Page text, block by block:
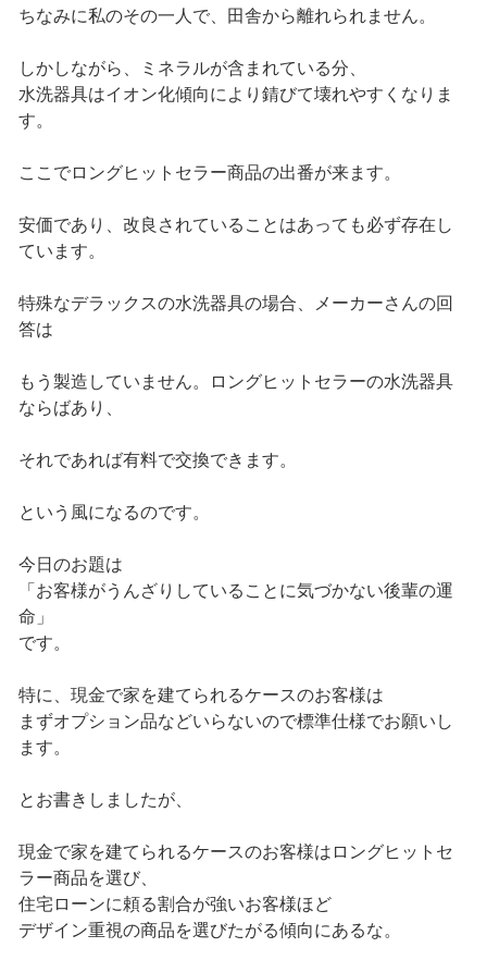
ちなみに私のその一人で、田舎から離れられません。
しかしながら、ミネラルが含まれている分、
水洗器具はイオン化傾向により錆びて壊れやすくなりま
す。
ここでロングヒットセラー商品の出番が来ます。
安価であり、改良されていることはあっても必ず存在し
ています。
特殊なデラックスの水洗器具の場合、メーカーさんの回
答は
もう製造していません。ロングヒットセラーの水洗器具
ならばあり、
それであれば有料で交換できます。
という風になるのです。
今日のお題は
「お客様がうんざりしていることに気づかない後輩の運
命」
です。
特に、現金で家を建てられるケースのお客様は
まずオプション品などいらないので標準仕様でお願いし
ます。
とお書きしましたが、
現金で家を建てられるケースのお客様はロングヒットセ
ラー商品を選び、
住宅ローンに頼る割合が強いお客様ほど
デザイン重視の商品を選びたがる傾向にあるな。